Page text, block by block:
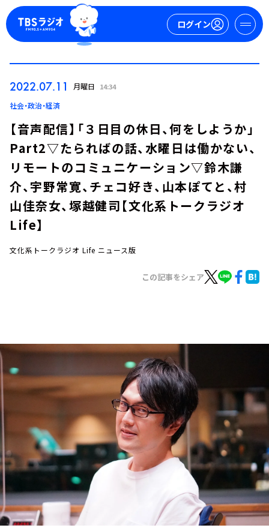
ログイン
今日の番組表
週間番組表
トピックス
2022.07.11 月曜日 14:34
社会・政治・経済
【音声配信】「３日目の休日、何をしようか」
Part2▽たらればの話、水曜日は働かない、
リモートのコミュニケーション▽鈴木謙
介、宇野常寛、チェコ好き、山本ぽてと、村
山佳奈女、塚越健司【文化系トークラジオ
Life】
文化系トークラジオ Life ニュース版
この記事をシェア